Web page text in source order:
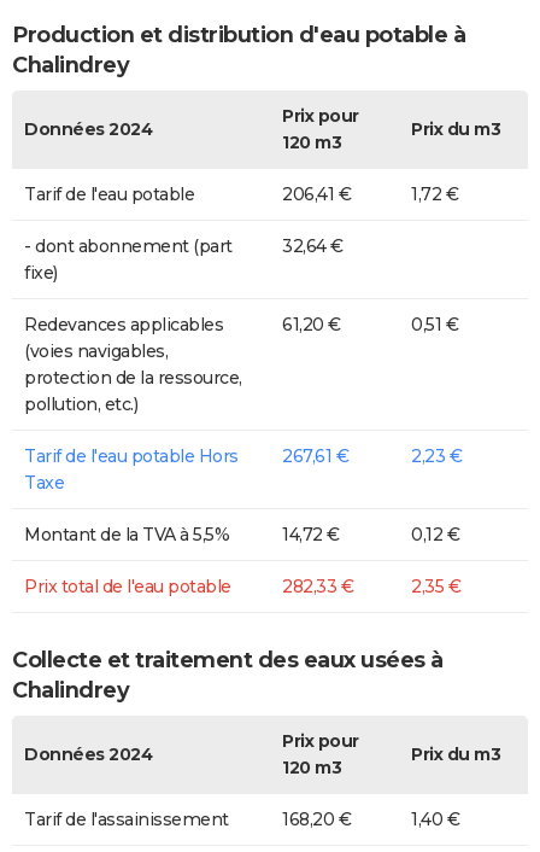
Production et distribution d'eau potable à
Chalindrey
Données 2024
Prix pour
120 m3
Prix du m3
Tarif de l'eau potable 206,41 € 1,72 €
- dont abonnement (part
fixe)
32,64 €
Redevances applicables
(voies navigables,
protection de la ressource,
pollution, etc.)
61,20 € 0,51 €
Tarif de l'eau potable Hors
Taxe
267,61 € 2,23 €
Montant de la TVA à 5,5% 14,72 € 0,12 €
Prix total de l'eau potable 282,33 € 2,35 €
Collecte et traitement des eaux usées à
Chalindrey
Données 2024
Prix pour
120 m3
Prix du m3
Tarif de l'assainissement 168,20 € 1,40 €